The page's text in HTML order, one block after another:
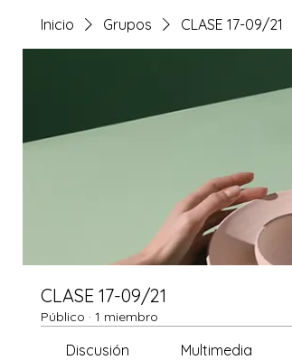
Inicio Grupos CLASE 17-09/21
CLASE 17-09/21
Público · 1 miembro
Discusión Multimedia